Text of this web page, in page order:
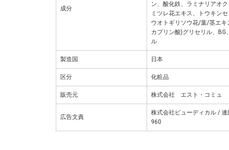
成分
ン、酸化鉄、ラミナリアオ
ミツレ花エキス、トウキン
ウオトギリソウ花/葉/茎エ
カプリン酸)グリセリル、BG
ル
製造国 日本
区分 化粧品
販売元 株式会社 エスト・コミュ
広告文責
株式会社ビューディカル /
960